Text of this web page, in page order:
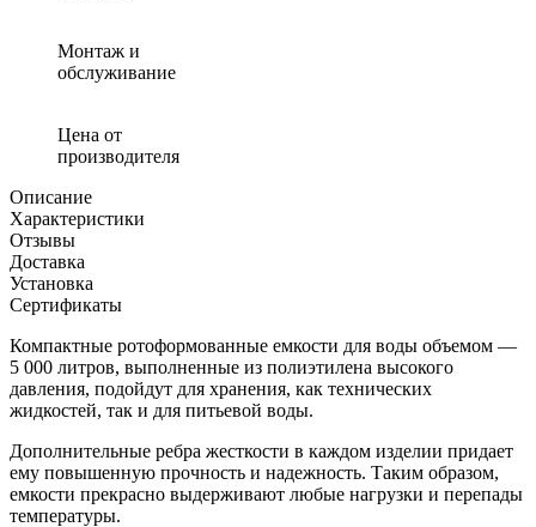
Монтаж и
обслуживание
Цена от
производителя
Описание
Характеристики
Отзывы
Доставка
Установка
Сертификаты
Компактные ротоформованные емкости для воды объемом —
5 000 литров, выполненные из полиэтилена высокого
давления, подойдут для хранения, как технических
жидкостей, так и для питьевой воды.
Дополнительные ребра жесткости в каждом изделии придает
ему повышенную прочность и надежность. Таким образом,
емкости прекрасно выдерживают любые нагрузки и перепады
температуры.